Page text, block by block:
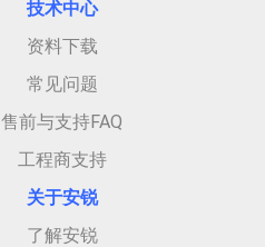
技术中心
资料下载
常见问题
售前与支持FAQ
工程商支持
关于安锐
了解安锐